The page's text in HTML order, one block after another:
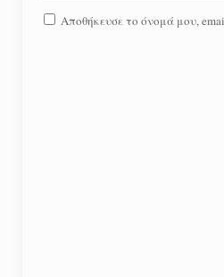
Αποθήκευσε το όνομά μου,